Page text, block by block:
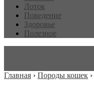
Лоток
Поведение
Здоровье
Полезное
Главная › Породы кошек ›